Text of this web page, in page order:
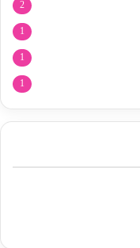
2
1
1
1